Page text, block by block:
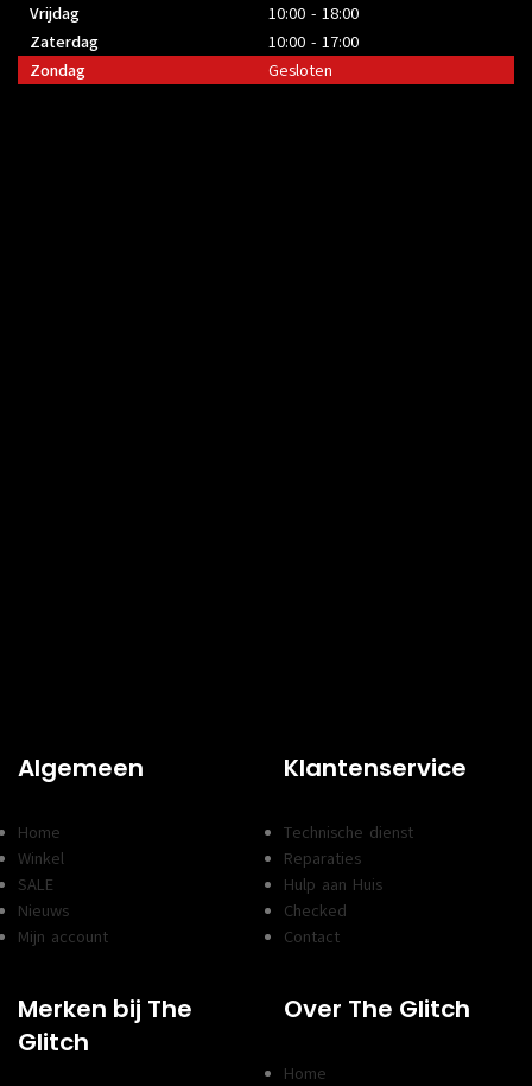
Vrijdag
10:00 - 18:00
Zaterdag
10:00 - 17:00
Zondag
Gesloten
Algemeen
Home
Winkel
SALE
Nieuws
Mijn account
Klantenservice
Technische dienst
Reparaties
Hulp aan Huis
Checked
Contact
Merken bij The
Glitch
Over The Glitch
Home